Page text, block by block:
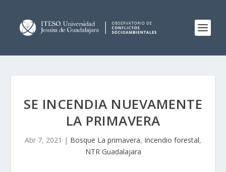
SE INCENDIA NUEVAMENTE
LA PRIMAVERA
Abr 7, 2021 | Bosque La primavera, Incendio forestal,
NTR Guadalajara